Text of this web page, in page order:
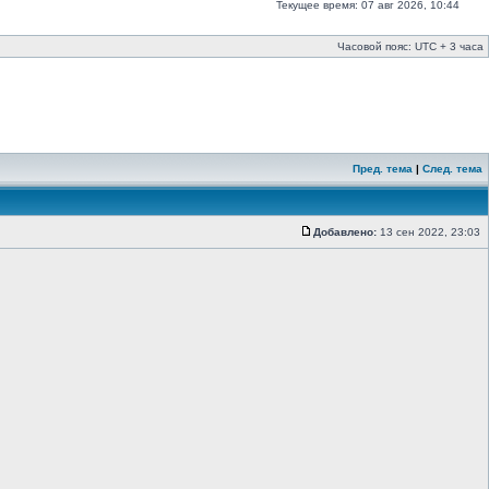
Текущее время: 07 авг 2026, 10:44
Часовой пояс: UTC + 3 часа
Пред. тема | След. тема
Добавлено: 13 сен 2022, 23:03